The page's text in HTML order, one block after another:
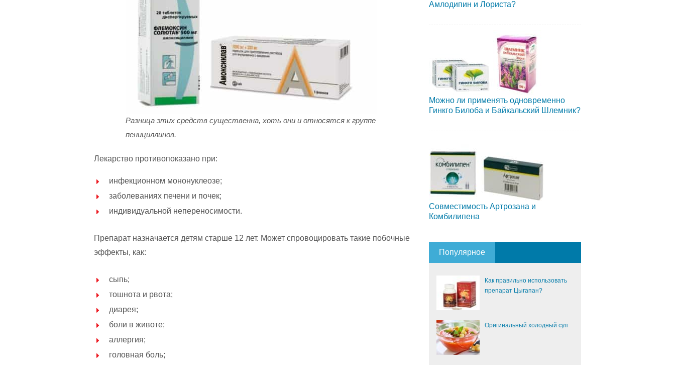
Разница этих средств существенна, хоть они и относятся к группе
пенициллинов.
Лекарство противопоказано при:
инфекционном мононуклеозе;
заболеваниях печени и почек;
индивидуальной непереносимости.
Препарат назначается детям старше 12 лет. Может спровоцировать такие побочные
эффекты, как:
сыпь;
тошнота и рвота;
диарея;
боли в животе;
аллергия;
головная боль;
Амлодипин и Лориста?
Можно ли применять одновременно
Гинкго Билоба и Байкальский Шлемник?
Совместимость Артрозана и
Комбилипена
Популярное
Как правильно использовать
препарат Цыгапан?
Оригинальный холодный суп